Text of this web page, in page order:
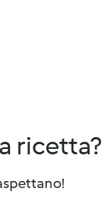
ricetta?